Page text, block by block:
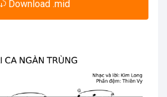
Download .mid